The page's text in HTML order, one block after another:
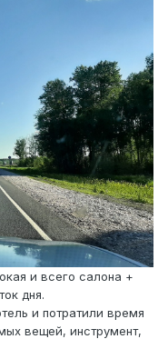
и всего салона +
дня.
и потратили время
вещей, инструмент,